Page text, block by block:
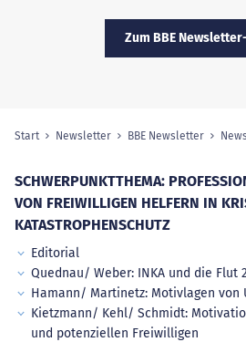
Zum BBE
Sie sind hier:
Start Newsletter BBE Newsletter
SCHWERPUNKTTHEMA:
VON FREIWILLIGEN HELFERN IN
KATASTROPHENSCHUTZ
Editorial
Quednau/ Weber: INKA und die Flut
Hamann/ Martinetz: Motivlagen von
Kietzmann/ Kehl/ Schmidt:
und potenziellen Freiwilligen